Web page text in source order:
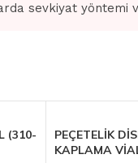
sevkiyat yöntemi
(310-
PEÇETELİK
KAPLAMA